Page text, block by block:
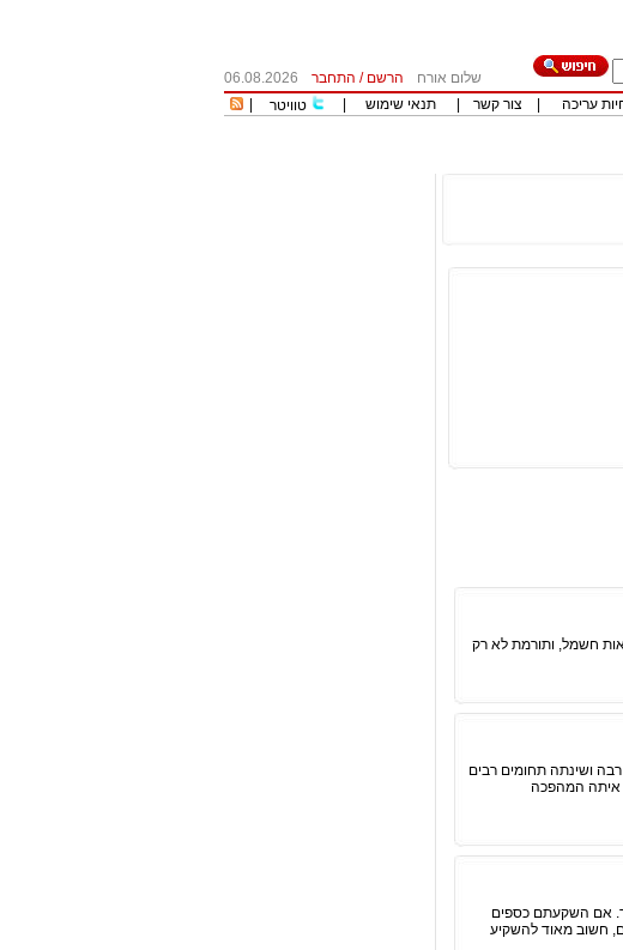
שלום אורח הרשם / התחבר
06.08.2026
עריכה צור קשר תנאי שימוש טוויטר
חשמל, ותורמת לא רק
ושינתה תחומים רבים
איתה המהפכה
אם השקעתם כספים
חשוב מאוד להשקיע